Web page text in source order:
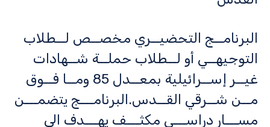
البرنامــج التحضيــري مخصــص لــطلاب
التوجيهــي أو لــطلاب حملــة شــهادات
غيــر إســرائيلية بمعــدل 85 ومــا فــوق
مــن شــرقي القــدس.البرنامـــج يتضمـــن
مســـار دراســـي مكثـــف يهـــدف الى